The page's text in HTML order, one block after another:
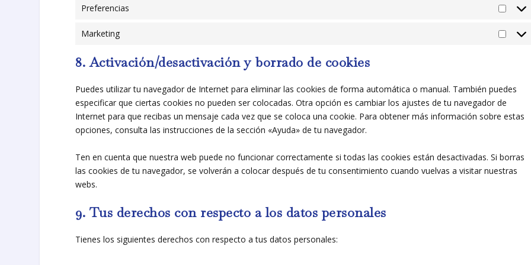
Preferencias
Marketing
8. Activación/desactivación y borrado de cookies
Puedes utilizar tu navegador de Internet para eliminar las cookies de forma automática o manual. También puedes
especificar que ciertas cookies no pueden ser colocadas. Otra opción es cambiar los ajustes de tu navegador de
Internet para que recibas un mensaje cada vez que se coloca una cookie. Para obtener más información sobre estas
opciones, consulta las instrucciones de la sección «Ayuda» de tu navegador.
Ten en cuenta que nuestra web puede no funcionar correctamente si todas las cookies están desactivadas. Si borras
las cookies de tu navegador, se volverán a colocar después de tu consentimiento cuando vuelvas a visitar nuestras
webs.
9. Tus derechos con respecto a los datos personales
Tienes los siguientes derechos con respecto a tus datos personales: